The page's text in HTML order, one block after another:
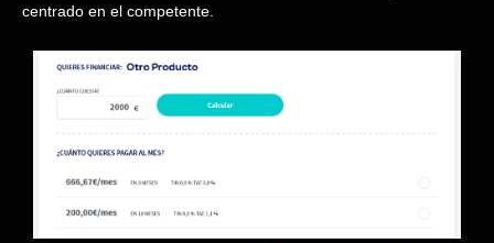
centrado en el competente.